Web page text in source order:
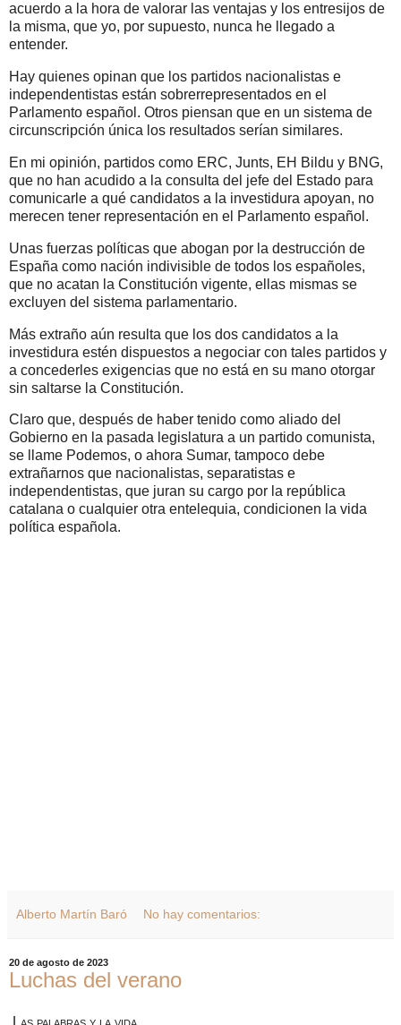
acuerdo a la hora de valorar las ventajas y los entresijos de
la misma, que yo, por supuesto, nunca he llegado a
entender.
Hay quienes opinan que los partidos nacionalistas e
independentistas están sobrerrepresentados en el
Parlamento español. Otros piensan que en un sistema de
circunscripción única los resultados serían similares.
En mi opinión, partidos como ERC, Junts, EH Bildu y BNG,
que no han acudido a la consulta del jefe del Estado para
comunicarle a qué candidatos a la investidura apoyan, no
merecen tener representación en el Parlamento español.
Unas fuerzas políticas que abogan por la destrucción de
España como nación indivisible de todos los españoles,
que no acatan la Constitución vigente, ellas mismas se
excluyen del sistema parlamentario.
Más extraño aún resulta que los dos candidatos a la
investidura estén dispuestos a negociar con tales partidos y
a concederles exigencias que no está en su mano otorgar
sin saltarse la Constitución.
Claro que, después de haber tenido como aliado del
Gobierno en la pasada legislatura a un partido comunista,
se llame Podemos, o ahora Sumar, tampoco debe
extrañarnos que nacionalistas, separatistas e
independentistas, que juran su cargo por la república
catalana o cualquier otra entelequia, condicionen la vida
política española.
Alberto Martín Baró No hay comentarios:
20 de agosto de 2023
Luchas del verano